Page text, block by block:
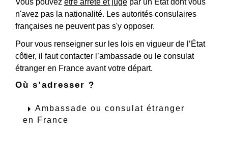
Vous pouvez être arrêté et jugé par un État dont vous
n'avez pas la nationalité. Les autorités consulaires
françaises ne peuvent pas s'y opposer.
Pour vous renseigner sur les lois en vigueur de l’État
côtier, il faut contacter l’ambassade ou le consulat
étranger en France avant votre départ.
Où s’adresser ?
arrow_right Ambassade ou consulat étranger
en France